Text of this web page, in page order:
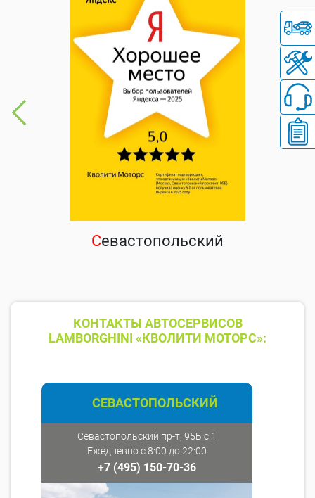
Севастопольский
КОНТАКТЫ АВТОСЕРВИСОВ
LAMBORGHINI «КВОЛИТИ МОТОРС»:
СЕВАСТОПОЛЬСКИЙ
Севастопольский пр-т, 95Б с.1
Ежедневно с 8:00 до 22:00
+7 (495) 150-70-36